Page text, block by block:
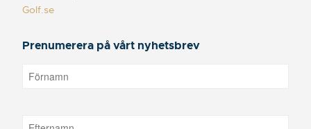
Golf.se
Prenumerera på vårt nyhetsbrev